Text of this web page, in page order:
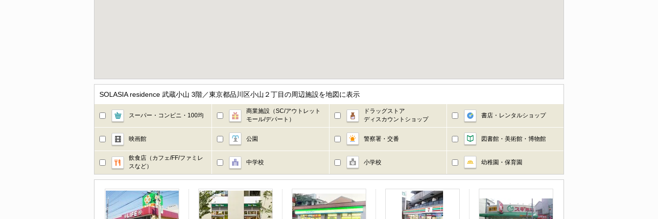
SOLASIA residence 武蔵小山 3階／東京都品川区小山２丁目の周辺施設を地図に表示
スーパー・コンビニ・100均
商業施設（SC/アウトレット
モール/デパート）
ドラッグストア
ディスカウントショップ
書店・レンタルショップ
映画館 公園 警察署・交番 図書館・美術館・博物館
飲食店（カフェ/FF/ファミレ
スなど）
中学校 小学校 幼稚園・保育園